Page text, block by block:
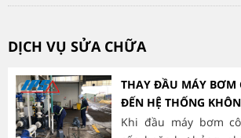
DỊCH VỤ SỬA CHỮA
THAY ĐẦU MÁY BƠM
ĐẾN HỆ THỐNG
Khi đầu máy bơm